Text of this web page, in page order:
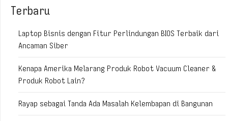
Terbaru
Laptop Bisnis dengan Fitur Perlindungan BIOS Terbaik dari
Ancaman Siber
Kenapa Amerika Melarang Produk Robot Vacuum Cleaner &
Produk Robot Lain?
Rayap sebagai Tanda Ada Masalah Kelembapan di Bangunan